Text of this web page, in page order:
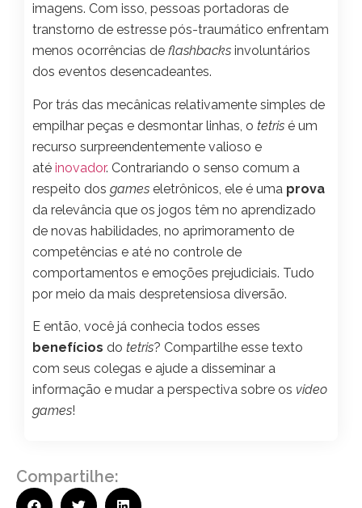
imagens. Com isso, pessoas portadoras de
transtorno de estresse pós-traumático enfrentam
menos ocorrências de flashbacks involuntários
dos eventos desencadeantes.
Por trás das mecânicas relativamente simples de
empilhar peças e desmontar linhas, o tetris é um
recurso surpreendentemente valioso e
até inovador. Contrariando o senso comum a
respeito dos games eletrônicos, ele é uma prova
da relevância que os jogos têm no aprendizado
de novas habilidades, no aprimoramento de
competências e até no controle de
comportamentos e emoções prejudiciais. Tudo
por meio da mais despretensiosa diversão.
E então, você já conhecia todos esses
benefícios do tetris? Compartilhe esse texto
com seus colegas e ajude a disseminar a
informação e mudar a perspectiva sobre os video
games!
Compartilhe: